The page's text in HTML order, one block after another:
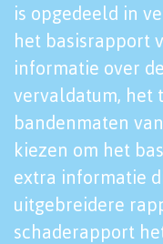
is opgedeeld in
het basisrapport
informatie over
vervaldatum, het
bandenmaten
kiezen om het
extra informatie
uitgebreidere
schaderapport